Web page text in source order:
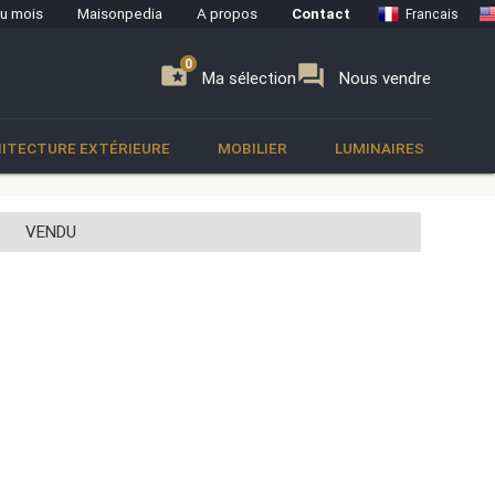
mois Maisonpedia A propos Contact Francais
folder_special Ma sélection
0 forum Nous vendre
0
EXTÉRIEURE MOBILIER LUMINAIRES
VENDU